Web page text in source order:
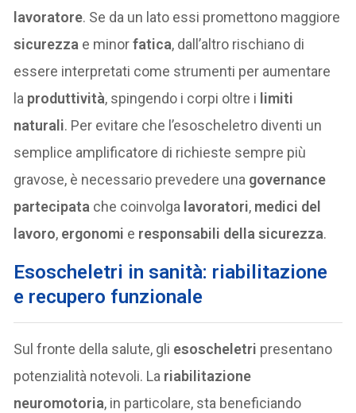
lavoratore. Se da un lato essi promettono maggiore
sicurezza e minorfatica, dall’altro rischiano di
essere interpretati come strumenti per aumentare
la produttività, spingendo i corpi oltre i limiti
naturali. Per evitare che l’esoscheletro diventi un
semplice amplificatore di richieste sempre più
gravose, è necessario prevedere una governance
partecipata che coinvolga lavoratori, medici del
lavoro, ergonomi e responsabili della sicurezza.
Esoscheletri in sanità: riabilitazione
e recupero funzionale
Sul fronte della salute, gli esoscheletri presentano
potenzialità notevoli. La riabilitazione
neuromotoria, in particolare, sta beneficiando